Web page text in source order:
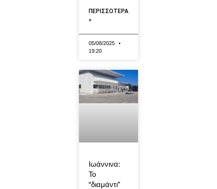
ΠΕΡΙΣΣΟΤΕΡΑ
»
05/08/2025
19:20
Ιωάννινα:
Το
“διαμάντι”